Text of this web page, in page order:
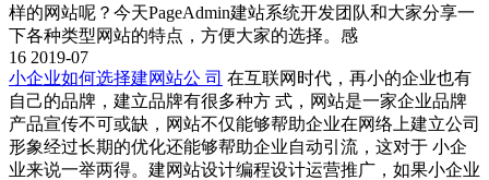
样的网站呢？今天PageAdmin建站系统开发团队和大家分享一
下各种类型网站的特点，方便大家的选择。感
16 2019-07
小企业如何选择建网站公 司 在互联网时代，再小的企业也有
自己的品牌，建立品牌有很多种方 式，网站是一家企业品牌
产品宣传不可或缺，网站不仅能够帮助企业在网络上建立公司
形象经过长期的优化还能够帮助企业自动引流，这对于 小企
业来说一举两得。建网站设计编程设计运营推广，如果小企业